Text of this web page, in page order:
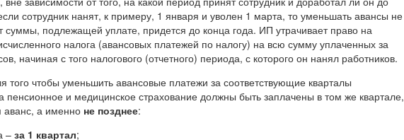
сотрудник нанят, к примеру, 1 января и уволен 1 марта, то уменьшать авансы не
суммы, подлежащей уплате, придется до конца года. ИП утрачивает право на
налога (авансовых платежей по налогу) на всю сумму уплаченных за
начиная с того налогового (отчетного) периода, с которого он нанял работников.
того чтобы уменьшить авансовые платежи за соответствующие кварталы
и медицинское страхование должны быть заплачены в том же квартале,
аванс, а именно не позднее:
– за 1 квартал;